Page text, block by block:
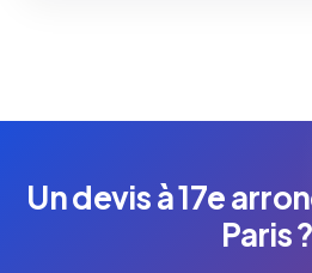
Un devis à 17e
Paris ?